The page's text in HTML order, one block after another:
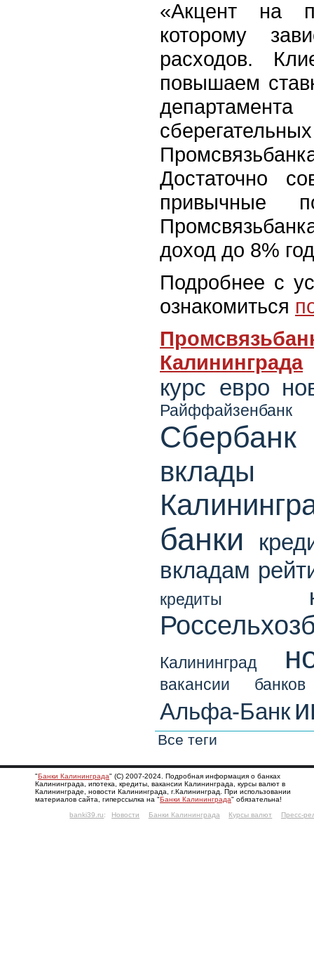
«Акцент на
которому
расходов.
повышаем
Достаточно
привычные
доход до 8%
Подробнее с
ознакомиться
Калининграда
курс евро
Райффайзенбанк
Сбербанк
вклады
банки
вкладам
кредиты
Калининград
вакансии банков
Альфа-Банк
Все теги
"Банки Калининграда" (С) 2007-2024. Подробная информация о банках
Калининграда, ипотека, кредиты, вакансии Калининграда, курсы валют в
Калининграде, новости Калининграда, г.Калининград. При использовании
материалов сайта, гиперссылка на "Банки Калининграда" обязательна!
banki39.ru: Новости Банки Калининграда Курсы валют Пресс-